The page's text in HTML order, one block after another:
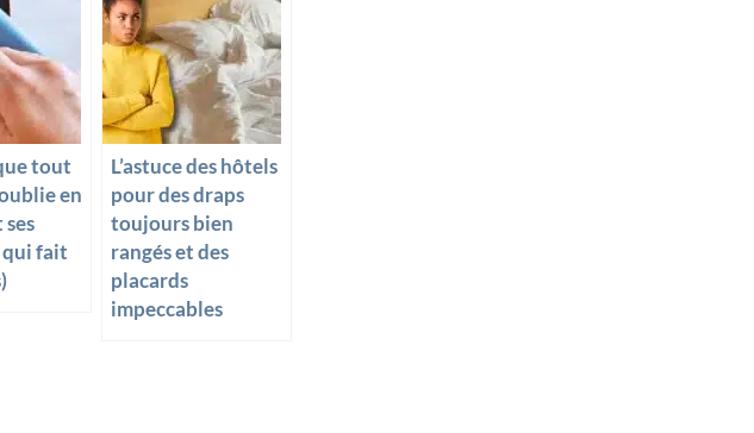
tout
en
qui fait
L’astuce des hôtels
pour des draps
toujours bien
rangés et des
placards
impeccables